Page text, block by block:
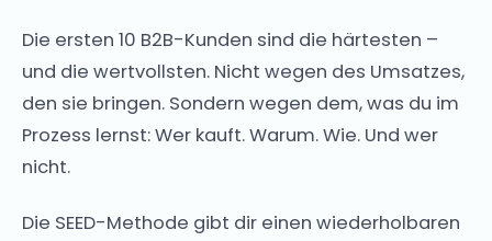
Die ersten 10 B2B-Kunden sind die härtesten –
und die wertvollsten. Nicht wegen des Umsatzes,
den sie bringen. Sondern wegen dem, was du im
Prozess lernst: Wer kauft. Warum. Wie. Und wer
nicht.
Die SEED-Methode gibt dir einen wiederholbaren